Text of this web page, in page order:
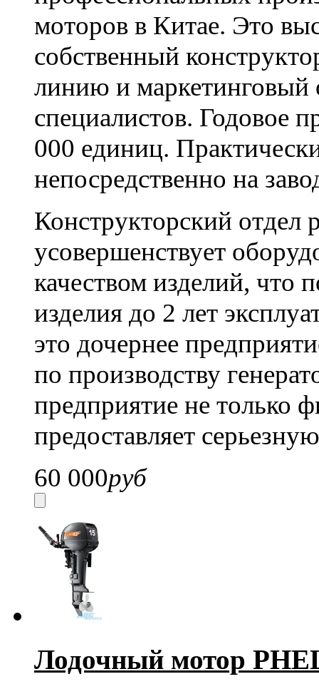
моторов в Китае. Это
собственный
линию и маркетинговый
специалистов. Годовое
000 единиц.
непосредственно на
Конструкторский отдел
усовершенствует
качеством изделий, что
изделия до 2 лет
это дочернее
по производству
предприятие не только
предоставляет
60 000руб
Лодочный мотор